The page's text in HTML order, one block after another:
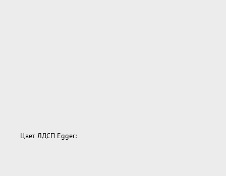
Цвет ЛДСП Egger: